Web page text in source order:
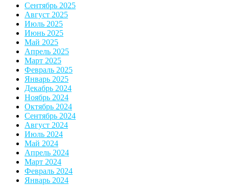
Сентябрь 2025
Август 2025
Июль 2025
Июнь 2025
Май 2025
Апрель 2025
Март 2025
Февраль 2025
Январь 2025
Декабрь 2024
Ноябрь 2024
Октябрь 2024
Сентябрь 2024
Август 2024
Июль 2024
Май 2024
Апрель 2024
Март 2024
Февраль 2024
Январь 2024